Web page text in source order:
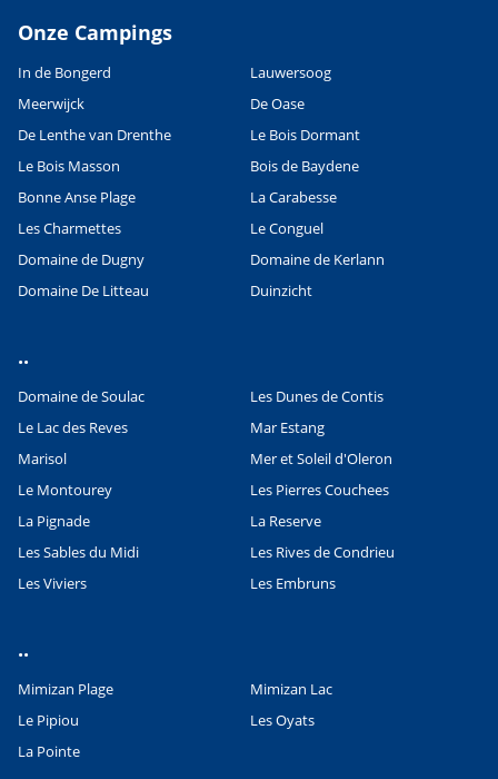
OpenStreetMap contributors, Points © 2012 LINZ
Onze Campings
In de Bongerd
Lauwersoog
Meerwijck
De Oase
De Lenthe van Drenthe
Le Bois Dormant
Le Bois Masson
Bois de Baydene
Bonne Anse Plage
La Carabesse
Les Charmettes
Le Conguel
Domaine de Dugny
Domaine de Kerlann
Domaine De Litteau
Duinzicht
..
Domaine de Soulac
Les Dunes de Contis
Le Lac des Reves
Mar Estang
Marisol
Mer et Soleil d'Oleron
Le Montourey
Les Pierres Couchees
La Pignade
La Reserve
Les Sables du Midi
Les Rives de Condrieu
Les Viviers
Les Embruns
..
Mimizan Plage
Mimizan Lac
Le Pipiou
Les Oyats
La Pointe